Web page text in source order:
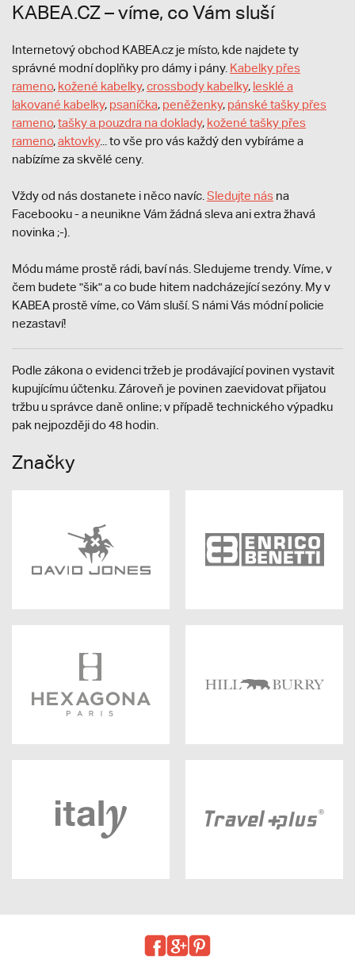
KABEA.CZ – víme, co Vám sluší
Internetový obchod KABEA.cz je místo, kde najdete ty
správné modní doplňky pro dámy i pány. Kabelky přes
rameno, kožené kabelky,crossbody kabelky, lesklé a
lakované kabelky, psaníčka, peněženky, pánské tašky přes
rameno,tašky a pouzdra na doklady, kožené tašky přes
rameno,aktovky... to vše pro vás každý den vybíráme a
nabízíme za skvělé ceny.
Vždy od nás dostanete i něco navíc. Sledujte nás na
Facebooku - a neunikne Vám žádná sleva ani extra žhavá
novinka ;-).
Módu máme prostě rádi, baví nás. Sledujeme trendy. Víme, v
čem budete "šik" a co bude hitem nadcházející sezóny. My v
KABEA prostě víme, co Vám sluší. S námi Vás módní policie
nezastaví!
Podle zákona o evidenci tržeb je prodávající povinen vystavit
kupujícímu účtenku. Zároveň je povinen zaevidovat přijatou
tržbu u správce daně online; v případě technického výpadku
pak nejpozději do 48 hodin.
Značky